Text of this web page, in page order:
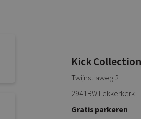
Kick Collection
Twijnstraweg 2
2941BW Lekkerkerk
Gratis parkeren